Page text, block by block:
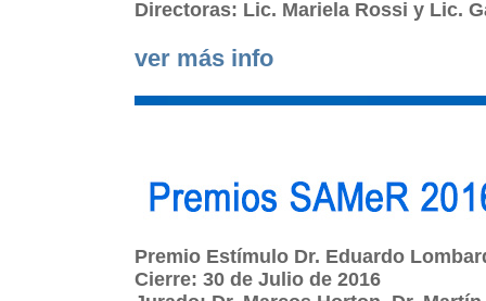
Directoras: Lic. Mariela Rossi y Lic.
ver más info
Premio Estímulo Dr. Eduardo
Cierre: 30 de Julio de 2016